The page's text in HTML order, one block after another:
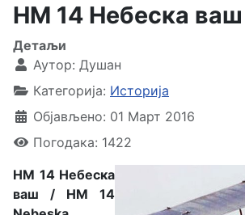
HM 14 Небеска ваш
Детаљи
Аутор: Душан
Категорија: Историја
Објављено: 01 Март 2016
Погодака: 1422
HM 14 Небеска
ваш / HM 14